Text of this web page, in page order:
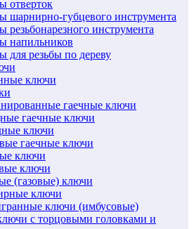
отверток
шарнирно-губцевого инструмента
резьбонарезного инструмента
напильников
для резьбы по дереву
ключи
гаечные ключи
гаечные ключи
ключи
гаечные ключи
ключи
ключи
(газовые) ключи
ключи
ключи (имбусовые)
с торцовыми головками и